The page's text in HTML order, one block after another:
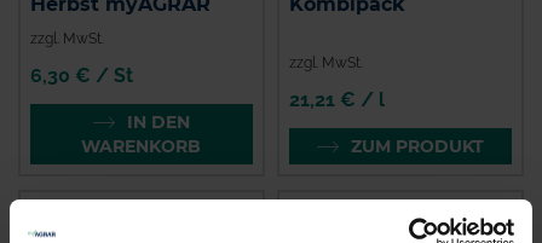
zzgl. MwSt.
6,30 € / St
IN DEN
WARENKORB
zzgl. MwSt.
21,21 € / l
ZUM PRODUKT